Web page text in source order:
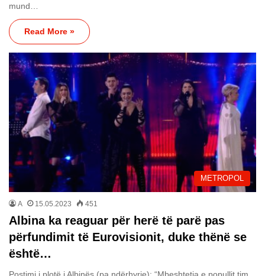
mund…
Read More »
METROPOL
A 15.05.2023 451
Albina ka reaguar për herë të parë pas
përfundimit të Eurovisionit, duke thënë se
është…